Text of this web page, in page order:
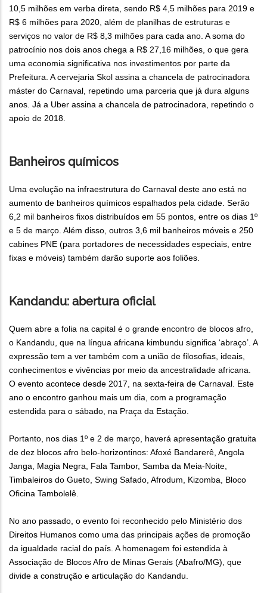
10,5 milhões em verba direta, sendo R$ 4,5 milhões para 2019 e
R$ 6 milhões para 2020, além de planilhas de estruturas e
serviços no valor de R$ 8,3 milhões para cada ano. A soma do
patrocínio nos dois anos chega a R$ 27,16 milhões, o que gera
uma economia significativa nos investimentos por parte da
Prefeitura. A cervejaria Skol assina a chancela de patrocinadora
máster do Carnaval, repetindo uma parceria que já dura alguns
anos. Já a Uber assina a chancela de patrocinadora, repetindo o
apoio de 2018.
Banheiros químicos
Uma evolução na infraestrutura do Carnaval deste ano está no
aumento de banheiros químicos espalhados pela cidade. Serão
6,2 mil banheiros fixos distribuídos em 55 pontos, entre os dias 1º
e 5 de março. Além disso, outros 3,6 mil banheiros móveis e 250
cabines PNE (para portadores de necessidades especiais, entre
fixas e móveis) também darão suporte aos foliões.
Kandandu: abertura oficial
Quem abre a folia na capital é o grande encontro de blocos afro,
o Kandandu, que na língua africana kimbundu significa ‘abraço’. A
expressão tem a ver também com a união de filosofias, ideais,
conhecimentos e vivências por meio da ancestralidade africana.
O evento acontece desde 2017, na sexta-feira de Carnaval. Este
ano o encontro ganhou mais um dia, com a programação
estendida para o sábado, na Praça da Estação.
Portanto, nos dias 1º e 2 de março, haverá apresentação gratuita
de dez blocos afro belo-horizontinos: Afoxé Bandarerê, Angola
Janga, Magia Negra, Fala Tambor, Samba da Meia-Noite,
Timbaleiros do Gueto, Swing Safado, Afrodum, Kizomba, Bloco
Oficina Tambolelê.
No ano passado, o evento foi reconhecido pelo Ministério dos
Direitos Humanos como uma das principais ações de promoção
da igualdade racial do país. A homenagem foi estendida à
Associação de Blocos Afro de Minas Gerais (Abafro/MG), que
divide a construção e articulação do Kandandu.